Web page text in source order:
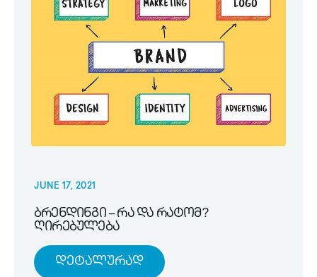
JUNE 17, 2021
ბრენდინგი – რა და რატომ?
ღირებულება
Დეტალურად